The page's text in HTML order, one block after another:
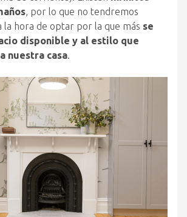
, por lo que no tendremos
la hora de optar por la que más se
disponible y al estilo que
nuestra casa.